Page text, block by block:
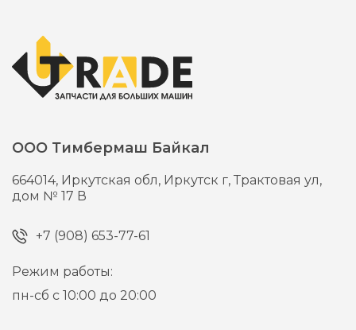
ООО Тимбермаш Байкал
664014, Иркутская обл, Иркутск г,Трактовая ул,
дом № 17 В
+7 (908) 653-77-61
Режим работы:
пн-сб с 10:00 до 20:00